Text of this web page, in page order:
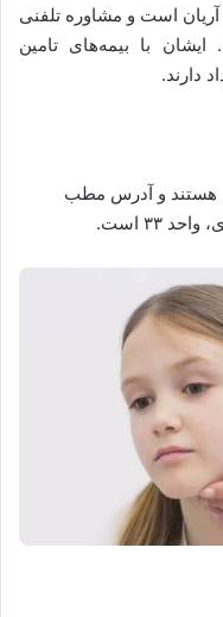
است و مشاوره تلفنی
ایشان با بیمه‌های تامین
دارند.
هستند و آدرس مطب
۳۳ است.